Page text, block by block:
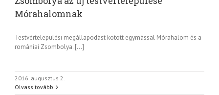
Mórahalomnak
Testvértelepülési megállapodást kötött egymással Mórahalom és a
romániai Zsombolya. […]
2016. augusztus 2.
Olvass tovább